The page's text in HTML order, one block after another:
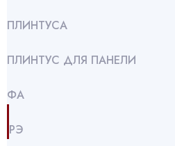
ПЛИНТУСА
ПЛИНТУС ДЛЯ ПАНЕЛИ
ФА
РЭ